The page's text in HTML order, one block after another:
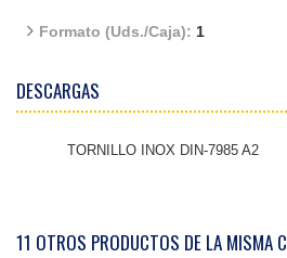
Formato (Uds./Caja): 1
DESCARGAS
TORNILLO INOX DIN-7985 A2
11 OTROS PRODUCTOS DE LA MISMA